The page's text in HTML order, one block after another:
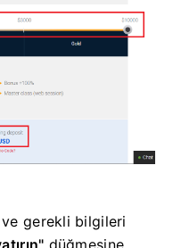
gerekli bilgileri